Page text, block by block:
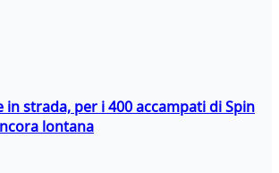
in strada, per i 400 accampati di Spin
lontana